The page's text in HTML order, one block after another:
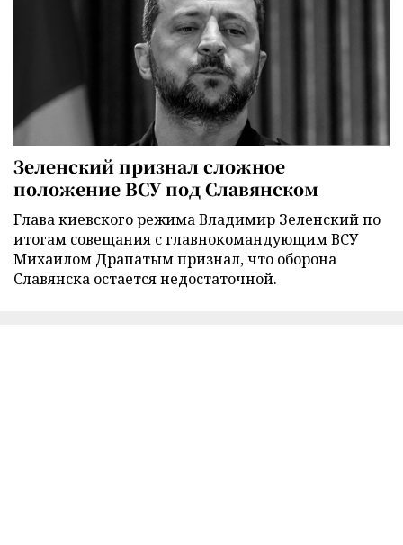
Зеленский признал сложное
положение ВСУ под Славянском
Глава киевского режима Владимир Зеленский по
итогам совещания с главнокомандующим ВСУ
Михаилом Драпатым признал, что оборона
Славянска остается недостаточной.